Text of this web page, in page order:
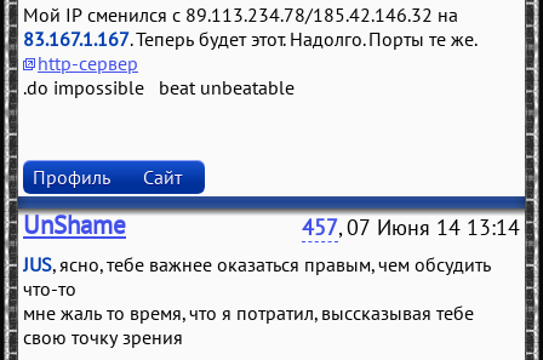
Мой IP сменился с 89.113.234.78/185.42.146.32 на
83.167.1.167. Теперь будет этот. Надолго. Порты те же.
http-сервер
.do impossible beat unbeatable
Профиль Сайт
UnShame 457, 07 Июня 14 13:14
JUS, ясно, тебе важнее оказаться правым, чем обсудить
что-то
мне жаль то время, что я потратил, выссказывая тебе
свою точку зрения